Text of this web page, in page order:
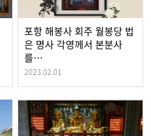
포항 해봉사 회주 월봉당 법
은 명사 각영께서 본분사
를…
2023.02.01